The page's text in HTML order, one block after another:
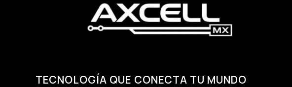
TECNOLOGÍA QUE CONECTA TU MUNDO